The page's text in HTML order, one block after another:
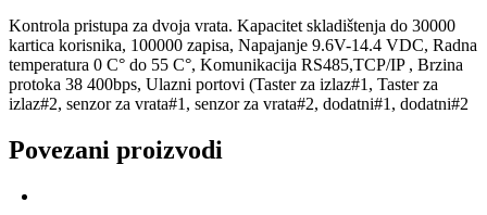
Kontrola pristupa za dvoja vrata. Kapacitet skladištenja do 30000
kartica korisnika, 100000 zapisa, Napajanje 9.6V-14.4 VDC, Radna
temperatura 0 C° do 55 C°, Komunikacija RS485,TCP/IP , Brzina
protoka 38 400bps, Ulazni portovi (Taster za izlaz#1, Taster za
izlaz#2, senzor za vrata#1, senzor za vrata#2, dodatni#1, dodatni#2
Povezani proizvodi